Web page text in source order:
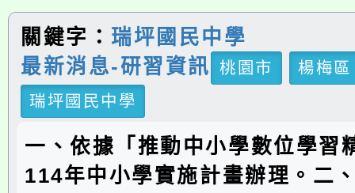
關鍵字： 瑞坪國民中學
最新消息-研習資訊
桃園市
楊梅區
瑞坪國民中學
一、依據「推動中小學數位學習
114年中小學實施計畫辦理。二